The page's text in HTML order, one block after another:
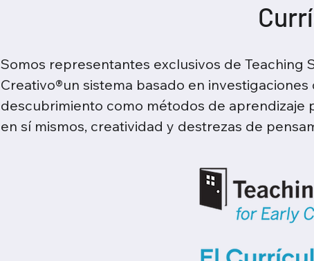
Somos representantes exclusivos de Teaching
Creativo®un sistema basado en
descubrimiento como métodos de aprendizaje
en sí mismos, creatividad y destrezas de
Descubra lo fácil que es utilizar este
para promover un mayor crecimiento y la